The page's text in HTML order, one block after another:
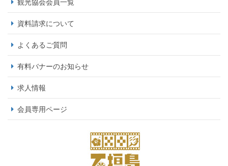
観光協会会員一覧
資料請求について
よくあるご質問
有料バナーのお知らせ
求人情報
会員専用ページ